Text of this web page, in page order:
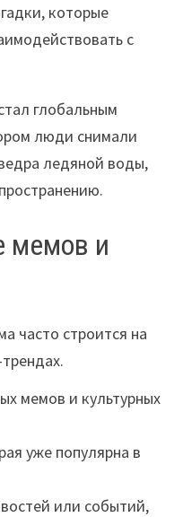
которые
с
глобальным
люди снимали
ледяной воды,
мемов и
часто строится на
мемов и культурных
уже популярна в
или событий,